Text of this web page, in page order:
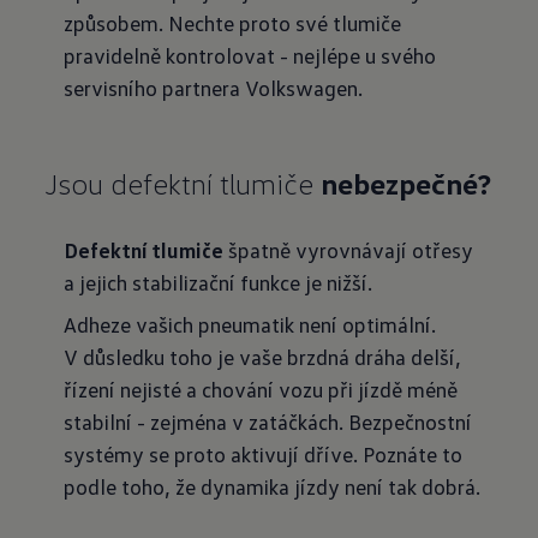
způsobem. Nechte proto své tlumiče
pravidelně kontrolovat - nejlépe u svého
servisního partnera Volkswagen.
Jsou defektní tlumiče nebezpečné?
Defektní tlumiče špatně vyrovnávají otřesy
a jejich stabilizační funkce je nižší.
Adheze vašich pneumatik není optimální.
V důsledku toho je vaše brzdná dráha delší,
řízení nejisté a chování vozu při jízdě méně
stabilní - zejména v zatáčkách. Bezpečnostní
systémy se proto aktivují dříve. Poznáte to
podle toho, že dynamika jízdy není tak dobrá.